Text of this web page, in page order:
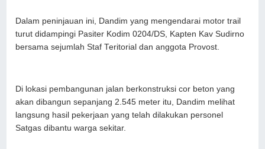
Dalam peninjauan ini, Dandim yang mengendarai motor trail
turut didampingi Pasiter Kodim 0204/DS, Kapten Kav Sudirno
bersama sejumlah Staf Teritorial dan anggota Provost.
Di lokasi pembangunan jalan berkonstruksi cor beton yang
akan dibangun sepanjang 2.545 meter itu, Dandim melihat
langsung hasil pekerjaan yang telah dilakukan personel
Satgas dibantu warga sekitar.